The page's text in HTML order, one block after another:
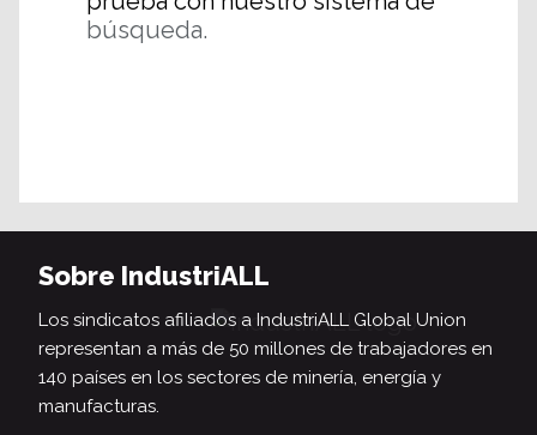
búsqueda.
Sobre IndustriALL
Los sindicatos afiliados a IndustriALL Global Union
representan a más de 50 millones de trabajadores en
140 países en los sectores de minería, energía y
manufacturas.